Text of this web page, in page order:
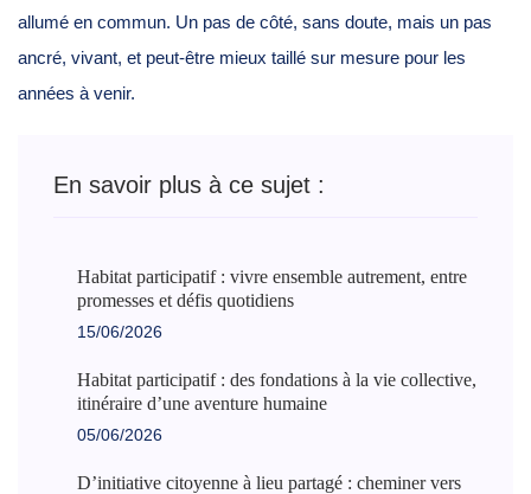
allumé en commun. Un pas de côté, sans doute, mais un pas
ancré, vivant, et peut-être mieux taillé sur mesure pour les
années à venir.
En savoir plus à ce sujet :
Habitat participatif : vivre ensemble autrement, entre
promesses et défis quotidiens
15/06/2026
Habitat participatif : des fondations à la vie collective,
itinéraire d’une aventure humaine
05/06/2026
D’initiative citoyenne à lieu partagé : cheminer vers